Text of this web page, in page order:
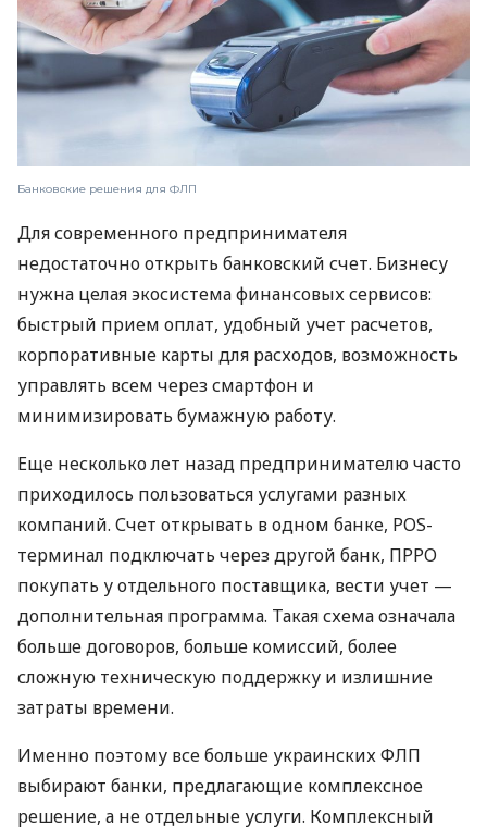
Банковские решения для ФЛП
Для современного предпринимателя
недостаточно открыть банковский счет. Бизнесу
нужна целая экосистема финансовых сервисов:
быстрый прием оплат, удобный учет расчетов,
корпоративные карты для расходов, возможность
управлять всем через смартфон и
минимизировать бумажную работу.
Еще несколько лет назад предпринимателю часто
приходилось пользоваться услугами разных
компаний. Счет открывать в одном банке, POS-
терминал подключать через другой банк, ПРРО
покупать у отдельного поставщика, вести учет —
дополнительная программа. Такая схема означала
больше договоров, больше комиссий, более
сложную техническую поддержку и излишние
затраты времени.
Именно поэтому все больше украинских ФЛП
выбирают банки, предлагающие комплексное
решение, а не отдельные услуги. Комплексный